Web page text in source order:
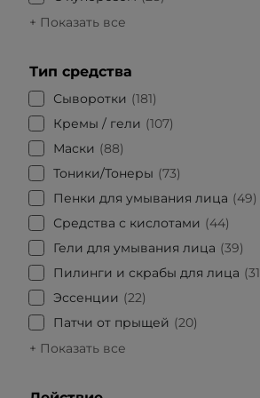
+ Показать все
Тип средства
Сыворотки
181
Кремы / гели
107
Маски
88
Тоники/Тонеры
73
Пенки для умывания лица
49
Средства с кислотами
44
Гели для умывания лица
39
Пилинги и скрабы для лица
31
Эссенции
22
Патчи от прыщей
20
+ Показать все